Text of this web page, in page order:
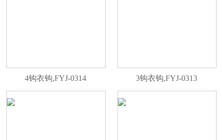
4钩衣钩,FYJ-0314 3钩衣钩,FYJ-0313